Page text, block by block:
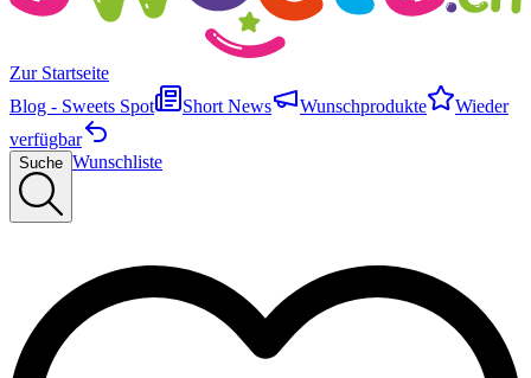
Zur Startseite
Blog - Sweets Spot
Short News Wunschprodukte
Wieder
verfügbar
Suche Wunschliste